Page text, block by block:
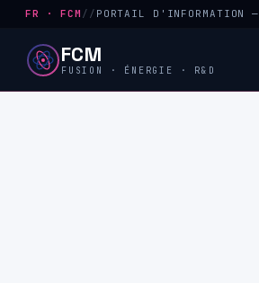
FR · FCM // PORTAIL D'INFORMATION
FCM
FUSION · ÉNERGIE · R&D